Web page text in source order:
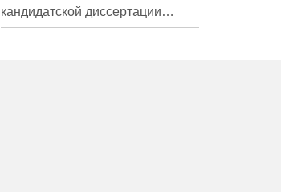
кандидатской диссертации
Трындиной Николь Сергеевны